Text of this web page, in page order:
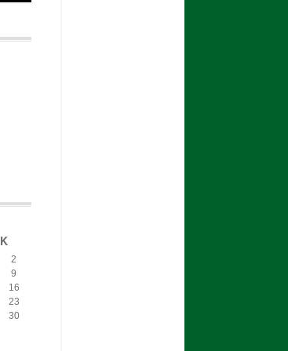
Κ
2
9
16
23
30